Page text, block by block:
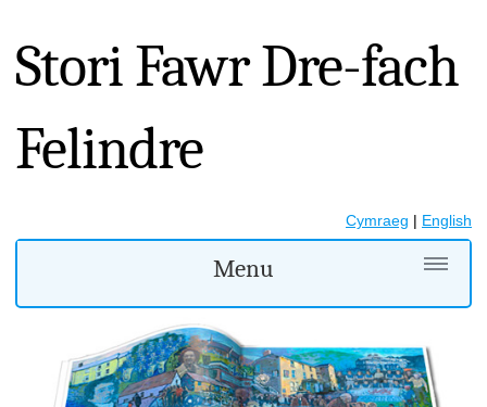
Stori Fawr Dre-fach
Felindre
Cymraeg | English
Menu